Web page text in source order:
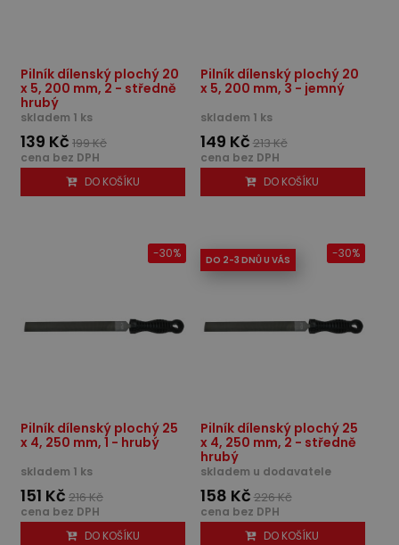
Pilník dílenský plochý 20
x 5, 200 mm, 2 - středně
hrubý
skladem 1 ks
139 Kč 199 Kč
cena bez DPH
DO KOŠÍKU
Pilník dílenský plochý 20
x 5, 200 mm, 3 - jemný
skladem 1 ks
149 Kč 213 Kč
cena bez DPH
DO KOŠÍKU
Pilník dílenský plochý 25
x 4, 250 mm, 1 - hrubý
skladem 1 ks
151 Kč 216 Kč
-30%
cena bez DPH
DO KOŠÍKU
DO 2-3 DNŮ U VÁS
Pilník dílenský plochý 25
x 4, 250 mm, 2 - středně
hrubý
skladem u dodavatele
158 Kč 226 Kč
-30%
cena bez DPH
DO KOŠÍKU